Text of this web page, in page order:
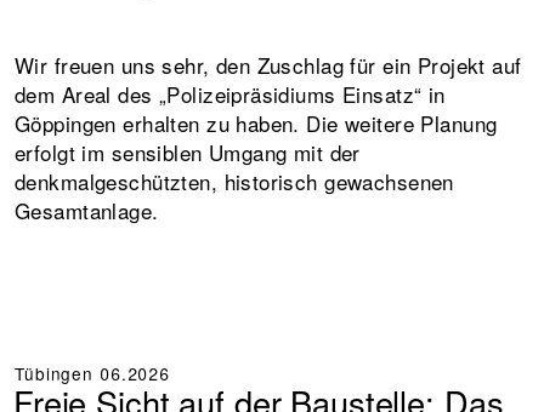
Wir freuen uns sehr, den Zuschlag für ein Projekt auf
dem Areal des „Polizeipräsidiums Einsatz“ in
Göppingen erhalten zu haben. Die weitere Planung
erfolgt im sensiblen Umgang mit der
denkmalgeschützten, historisch gewachsenen
Gesamtanlage.
Tübingen 06.2026
Freie Sicht auf der Baustelle: Das